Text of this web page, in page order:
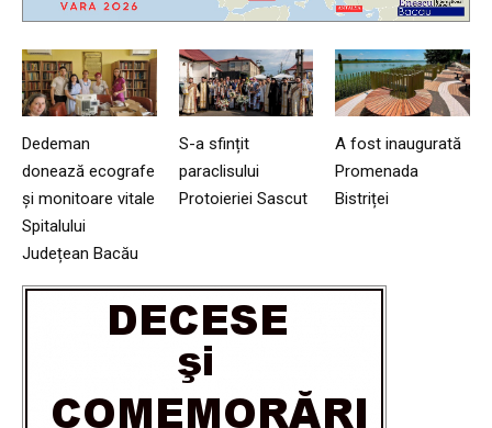
Dedeman
donează ecografe
și monitoare vitale
Spitalului
Județean Bacău
S-a sfințit
paraclisului
Protoieriei Sascut
A fost inaugurată
Promenada
Bistriței